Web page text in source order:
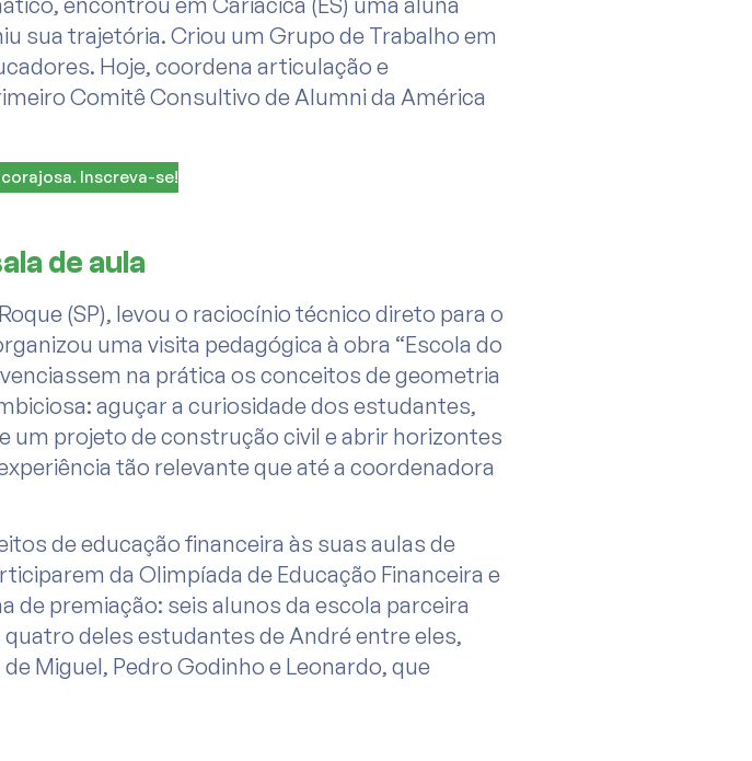
sua trajetória. Criou um Grupo de Trabalho em
Hoje, coordena articulação e
Comitê Consultivo de Alumni da América
Inscreva-se!
de aula
(SP), levou o raciocínio técnico direto para o
uma visita pedagógica à obra “Escola do
na prática os conceitos de geometria
aguçar a curiosidade dos estudantes,
um projeto de construção civil e abrir horizontes
tão relevante que até a coordenadora
de educação financeira às suas aulas de
da Olimpíada de Educação Financeira e
de premiação: seis alunos da escola parceira
deles estudantes de André entre eles,
Miguel, Pedro Godinho e Leonardo, que